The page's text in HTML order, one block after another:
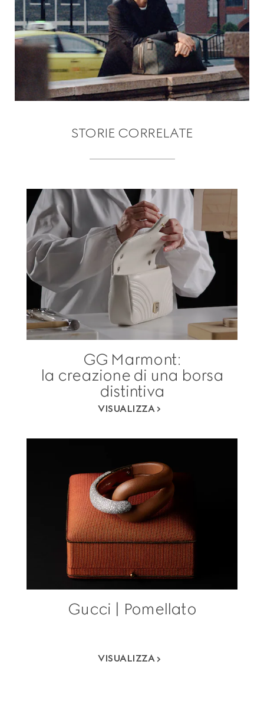
STORIE CORRELATE
GG Marmont:
la creazione di una borsa
distintiva
VISUALIZZA
Gucci | Pomellato
VISUALIZZA